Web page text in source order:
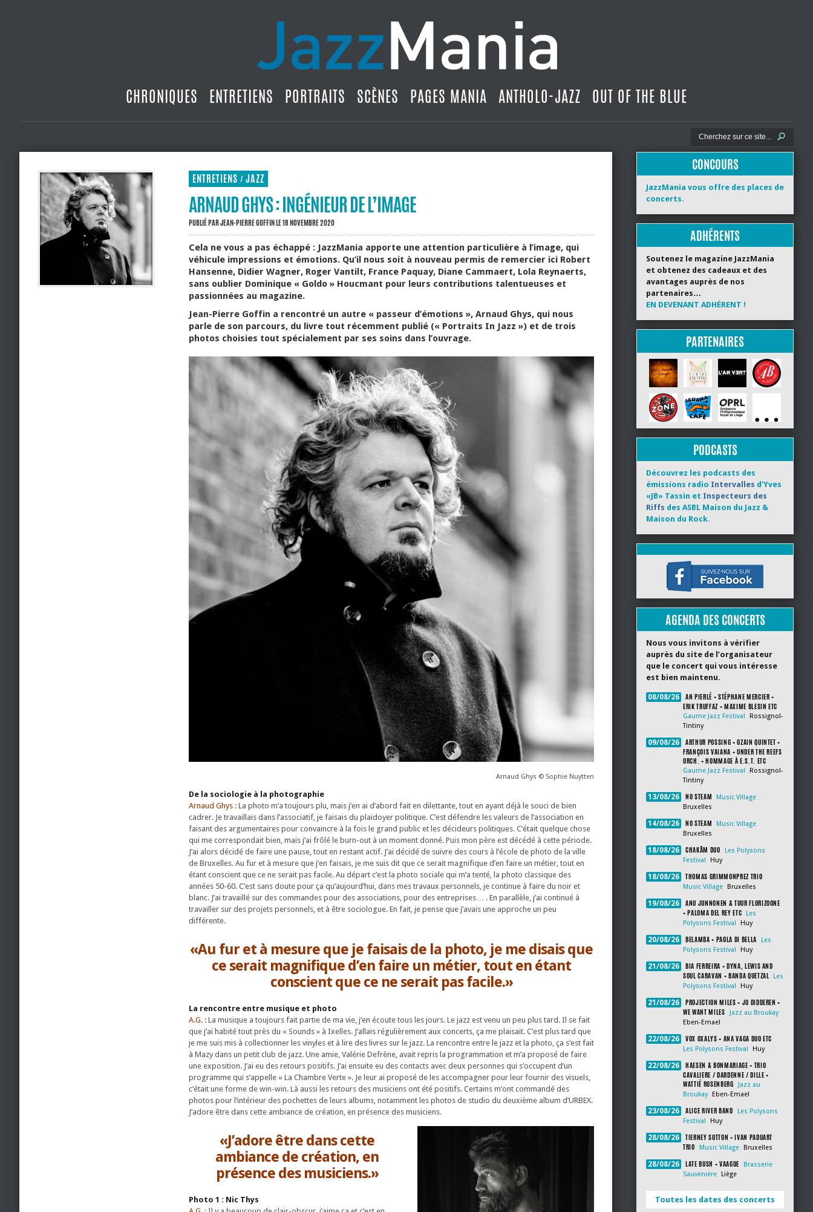
CHRONIQUES ENTRETIENS PORTRAITS SCÈNES PAGES MANIA ANTHOLO-JAZZ OUT OF THE BLUE
ENTRETIENS / JAZZ
ARNAUD GHYS : INGÉNIEUR DE L’IMAGE
PUBLIÉ PARJEAN-PIERRE GOFFINLE 18 NOVEMBRE 2020
Cela ne vous a pas échappé : JazzMania apporte une attention particulière à l’image, qui
véhicule impressions et émotions. Qu’il nous soit à nouveau permis de remercier ici Robert
Hansenne, Didier Wagner, Roger Vantilt, France Paquay, Diane Cammaert, Lola Reynaerts,
sans oublier Dominique « Goldo » Houcmant pour leurs contributions talentueuses et
passionnées au magazine.
Jean-Pierre Goffin a rencontré un autre « passeur d’émotions », Arnaud Ghys, qui nous
parle de son parcours, du livre tout récemment publié (« Portraits In Jazz ») et de trois
photos choisies tout spécialement par ses soins dans l’ouvrage.
Arnaud Ghys © Sophie Nuytten
De la sociologie à la photographie
Arnaud Ghys : La photo m’a toujours plu, mais j’en ai d’abord fait en dilettante, tout en ayant déjà le souci de bien
cadrer. Je travaillais dans l’associatif, je faisais du plaidoyer politique. C’est défendre les valeurs de l’association en
faisant des argumentaires pour convaincre à la fois le grand public et les décideurs politiques. C’était quelque chose
qui me correspondait bien, mais j’ai frôlé le burn-out à un moment donné. Puis mon père est décédé à cette période.
J’ai alors décidé de faire une pause, tout en restant actif. J’ai décidé de suivre des cours à l’école de photo de la ville
de Bruxelles. Au fur et à mesure que j’en faisais, je me suis dit que ce serait magnifique d’en faire un métier, tout en
étant conscient que ce ne serait pas facile. Au départ c’est la photo sociale qui m’a tenté, la photo classique des
années 50-60. C’est sans doute pour ça qu’aujourd’hui, dans mes travaux personnels, je continue à faire du noir et
blanc. J’ai travaillé sur des commandes pour des associations, pour des entreprises… . En parallèle, j’ai continué à
travailler sur des projets personnels, et à être sociologue. En fait, je pense que j’avais une approche un peu
différente.
«Au fur et à mesure que je faisais de la photo, je me disais que
ce serait magnifique d’en faire un métier, tout en étant
conscient que ce ne serait pas facile.»
La rencontre entre musique et photo
A.G. : La musique a toujours fait partie de ma vie, j’en écoute tous les jours. Le jazz est venu un peu plus tard. Il se fait
que j’ai habité tout près du « Sounds » à Ixelles. J’allais régulièrement aux concerts, ça me plaisait. C’est plus tard que
je me suis mis à collectionner les vinyles et à lire des livres sur le jazz. La rencontre entre le jazz et la photo, ça s’est fait
à Mazy dans un petit club de jazz. Une amie, Valérie Defrène, avait repris la programmation et m’a proposé de faire
une exposition. J’ai eu des retours positifs. J’ai ensuite eu des contacts avec deux personnes qui s’occupent d’un
programme qui s’appelle « La Chambre Verte ». Je leur ai proposé de les accompagner pour leur fournir des visuels,
c’était une forme de win-win. Là aussi les retours des musiciens ont été positifs. Certains m’ont commandé des
photos pour l’intérieur des pochettes de leurs albums, notamment les photos de studio du deuxième album d’URBEX.
J’adore être dans cette ambiance de création, en présence des musiciens.
«J’adore être dans cette
ambiance de création, en
présence des musiciens.»
Photo 1 : Nic Thys
CONCOURS
JazzMania vous offre des places de
concerts.
ADHÉRENTS
Soutenez le magazine JazzMania
et obtenez des cadeaux et des
avantages auprès de nos
partenaires…
EN DEVENANT ADHÉRENT !
PARTENAIRES
PODCASTS
Découvrez les podcasts des
émissions radio Intervalles d’Yves
«JB» Tassin et Inspecteurs des
Riffs des ASBL Maison du Jazz &
Maison du Rock.
AGENDA DES CONCERTS
Nous vous invitons à vérifier
auprès du site de l’organisateur
que le concert qui vous intéresse
est bien maintenu.
08/08/26
AN PIERLÉ + STÉPHANE MERCIER +
ERIK TRUFFAZ + MAXIME BLESIN ETC
Gaume Jazz Festival
Rossignol-
Tintiny
09/08/26
ARTHUR POSSING + OZAIN QUINTET +
FRANÇOIS VAIANA + UNDER THE REEFS
ORCH. + HOMMAGE À E.S.T. ETC
Gaume Jazz Festival
Rossignol-
Tintiny
13/08/26 NO STEAM
Music Village
Bruxelles
14/08/26 NO STEAM
Music Village
Bruxelles
18/08/26 CHAKÂM DUO
Les Polysons
Festival
Huy
18/08/26 THOMAS GRIMMONPREZ TRIO
Music Village Bruxelles
19/08/26
ANU JUNNONEN & TUUR FLORIZOONE
+ PALOMA DEL REY ETC
Les
Polysons Festival
Huy
20/08/26 BELAMBA + PAOLA DI BELLA
Les
Polysons Festival
Huy
21/08/26
BIA FERREIRA + DYNA, LEWIS AND
SOUL CARAVAN + BANDA QUETZAL
Les
Polysons Festival
Huy
21/08/26
PROJECTION MILES + JO DIDDEREN +
WE WANT MILES
Jazz au Broukay
Eben-Emael
22/08/26 VOX OXALYS + ANA VAGA DUO ETC
Les Polysons Festival Huy
22/08/26
HAESEN & BONMARIAGE + TRIO
CAVALIERE / DARDENNE / DILLE +
WATTIÉ ROSENBERG
Jazz au
Broukay
Eben-Emael
23/08/26 ALICE RIVER BAND
Les Polysons
Festival
Huy
28/08/26
TIERNEY SUTTON + IVAN PADUART
TRIO
Music Village Bruxelles
28/08/26 LATE BUSH + VAAGUE
Brasserie
Sauvenière
Liège
Toutes les dates des concerts